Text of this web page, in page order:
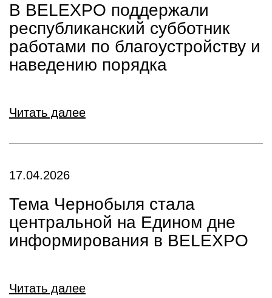
В BELEXPO поддержали
республиканский субботник
работами по благоустройству и
наведению порядка
Читать далее
17.04.2026
Тема Чернобыля стала
центральной на Едином дне
информирования в BELEXPO
Читать далее